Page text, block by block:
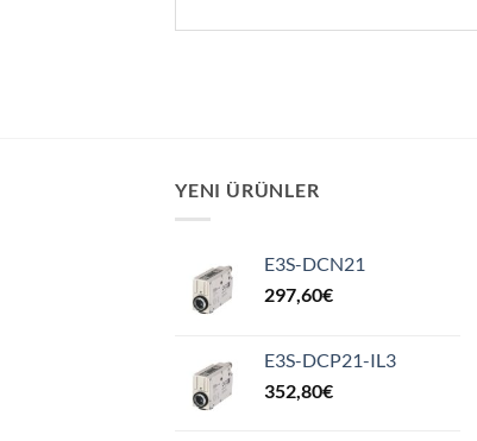
YENI ÜRÜNLER
E3S-DCN21
297,60€
E3S-DCP21-IL3
352,80€